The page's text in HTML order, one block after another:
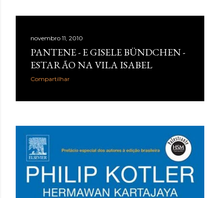
novembro 11, 2010
PANTENE - E GISELE BÜNDCHEN -
ESTARÃO NA VILA ISABEL
Compartilhar